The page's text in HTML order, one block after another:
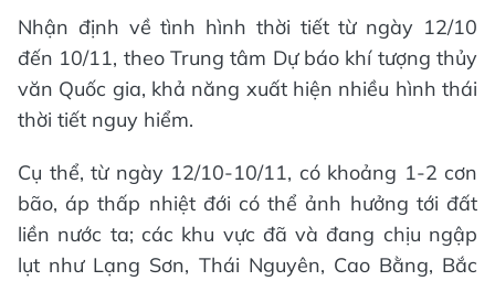
Nhận định về tình hình thời tiết từ ngày 12/10
đến 10/11, theo Trung tâm Dự báo khí tượng thủy
văn Quốc gia, khả năng xuất hiện nhiều hình thái
thời tiết nguy hiểm.
Cụ thể, từ ngày 12/10-10/11, có khoảng 1-2 cơn
bão, áp thấp nhiệt đới có thể ảnh hưởng tới đất
liền nước ta; các khu vực đã và đang chịu ngập
lụt như Lạng Sơn, Thái Nguyên, Cao Bằng, Bắc